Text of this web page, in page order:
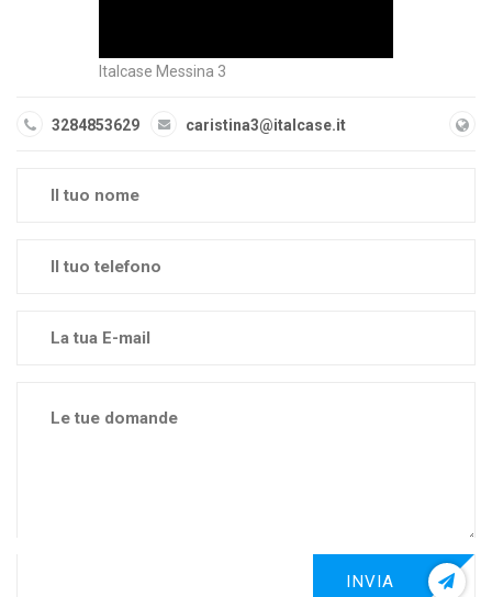
Italcase Messina 3
3284853629 caristina3@italcase.it
INVIA